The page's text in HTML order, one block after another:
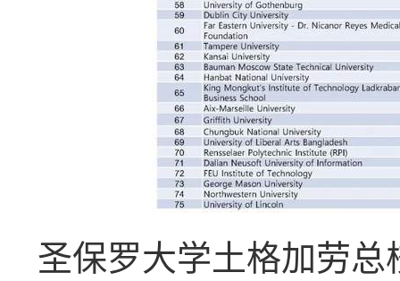
圣保罗大学土格加劳